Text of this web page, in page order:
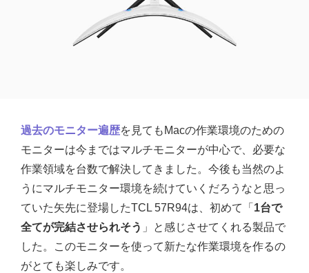
過去のモニター遍歴を見てもMacの作業環境のための
モニターは今まではマルチモニターが中心で、必要な
作業領域を台数で解決してきました。今後も当然のよ
うにマルチモニター環境を続けていくだろうなと思っ
ていた矢先に登場したTCL 57R94は、初めて「 1台で
全てが完結させられそう 」と感じさせてくれる製品で
した。このモニターを使って新たな作業環境を作るの
がとても楽しみです。